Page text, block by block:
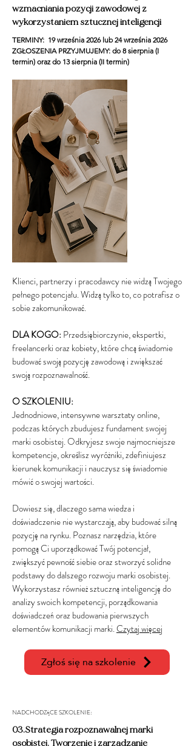
wzmacniania pozycji zawodowej z
wykorzystaniem sztucznej inteligencji
TERMINY: 19 września 2026 ​lub24 września 2026
ZGŁOSZENIA PRZYJMUJEMY: do 8 sierpnia (I
termin) oraz do 13 sierpnia (II termin)
Klienci, partnerzy i pracodawcy nie widzą Twojego
pełnego potencjału. Widzą tylko to, co potrafisz o
sobie zakomunikować.
DLA KOGO:Przedsiębiorczynie, ekspertki,
freelancerki oraz kobiety, które chcą świadomie
budować swoją pozycję zawodową i zwiększać
swoją rozpoznawalność.
O SZKOLENIU:
Jednodniowe, intensywne warsztaty online,
podczas których zbudujesz fundament swojej
marki osobistej. Odkryjesz swoje najmocniejsze
kompetencje, określisz wyróżniki, zdefiniujesz
kierunek komunikacji i nauczysz się świadomie
mówić o swojej wartości.
Dowiesz się, dlaczego sama wiedza i
doświadczenie nie wystarczają, aby budować silną
pozycję na rynku. Poznasz narzędzia, które
pomogą Ci uporządkować Twój potencjał,
zwiększyć pewność siebie oraz stworzyć solidne
podstawy do dalszego rozwoju marki osobistej.
Wykorzystasz również sztuczną inteligencję do
analizy swoich kompetencji, porządkowania
doświadczeń oraz budowania pierwszych
elementów komunikacji marki.Czytaj więcej
Zgłoś się na szkolenie
NADCHODZĄCE SZKOLENIE:
03.Strategia rozpoznawalnej marki
osobistej. Tworzenie i zarządzanie